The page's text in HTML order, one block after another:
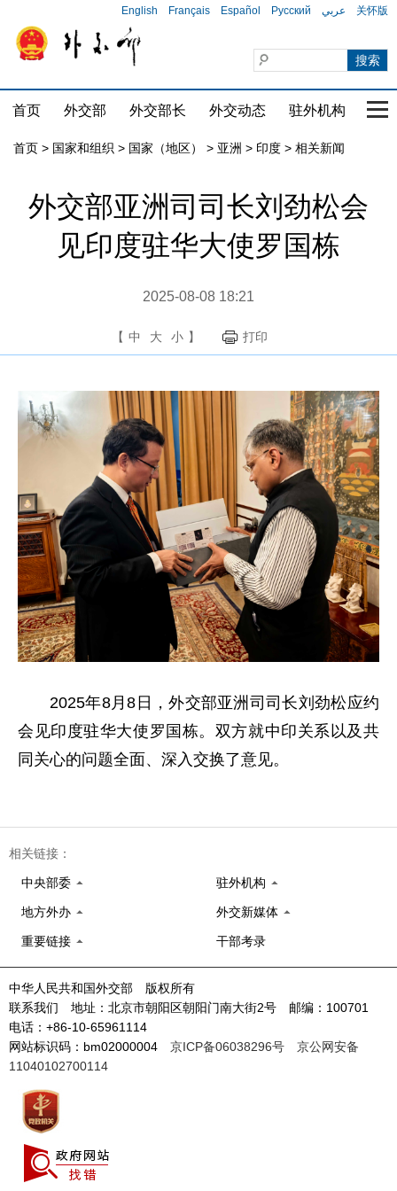
English Français Español Русский عربي 关怀版
首页 外交部 外交部长 外交动态 驻外机构 国
首页 > 国家和组织 > 国家（地区） > 亚洲 > 印度 > 相关新闻
外交部亚洲司司长刘劲松会
见印度驻华大使罗国栋
2025-08-08 18:21
【 中 大 小 】 打印
2025年8月8日，外交部亚洲司司长刘劲松应约
会见印度驻华大使罗国栋。双方就中印关系以及共
同关心的问题全面、深入交换了意见。
相关链接：
中央部委 驻外机构
地方外办 外交新媒体
重要链接 干部考录
中华人民共和国外交部 版权所有
联系我们 地址：北京市朝阳区朝阳门南大街2号 邮编：100701
电话：+86-10-65961114
网站标识码：bm02000004 京ICP备06038296号
京公网安备
11040102700114